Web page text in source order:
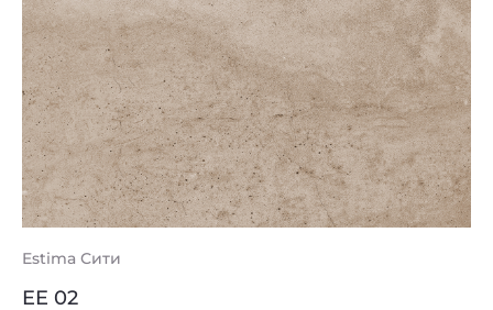
Estima Сити
EE 02